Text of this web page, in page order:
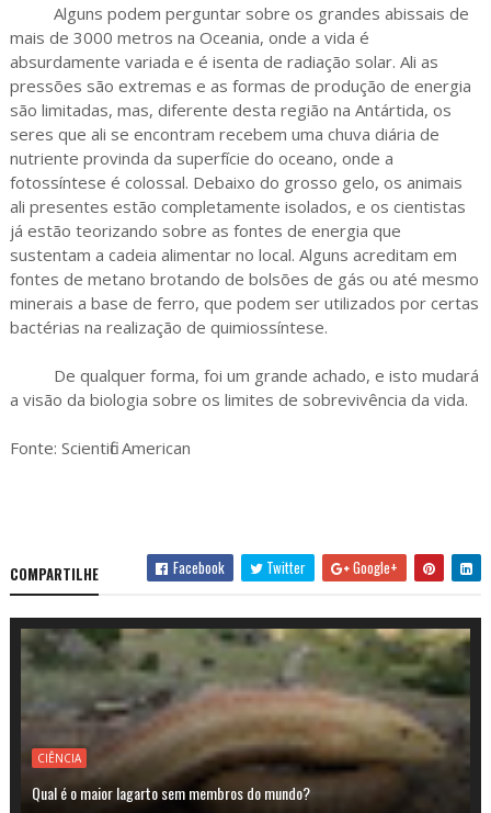
Alguns podem perguntar sobre os grandes abissais de
mais de 3000 metros na Oceania, onde a vida é
absurdamente variada e é isenta de radiação solar. Ali as
pressões são extremas e as formas de produção de energia
são limitadas, mas, diferente desta região na Antártida, os
seres que ali se encontram recebem uma chuva diária de
nutriente provinda da superfície do oceano, onde a
fotossíntese é colossal. Debaixo do grosso gelo, os animais
ali presentes estão completamente isolados, e os cientistas
já estão teorizando sobre as fontes de energia que
sustentam a cadeia alimentar no local. Alguns acreditam em
fontes de metano brotando de bolsões de gás ou até mesmo
minerais a base de ferro, que podem ser utilizados por certas
bactérias na realização de quimiossíntese.
De qualquer forma, foi um grande achado, e isto mudará
a visão da biologia sobre os limites de sobrevivência da vida.
Fonte: Scientific American
COMPARTILHE Facebook Twitter Google+
CIÊNCIA
Qual é o maior lagarto sem membros do mundo?